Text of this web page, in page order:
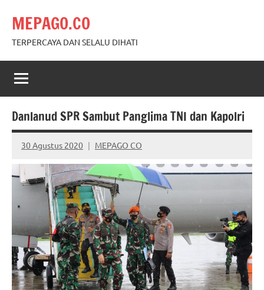
content
MEPAGO.CO
TERPERCAYA DAN SELALU DIHATI
Danlanud SPR Sambut Panglima TNI dan Kapolri
30 Agustus 2020 MEPAGO CO
No
comments